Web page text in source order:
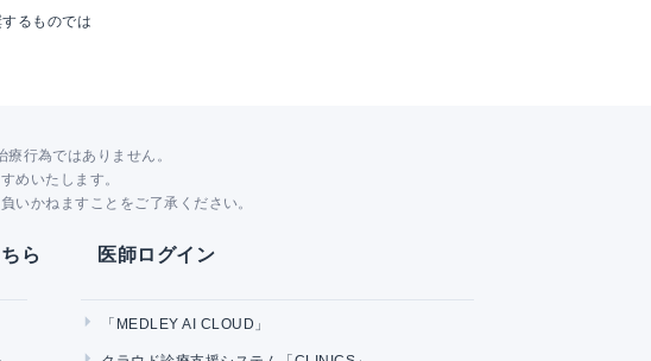
るものでは
行為ではありません。
めいたします。
いかねますことをご了承ください。
ら 医師ログイン
「MEDLEY AI CLOUD」